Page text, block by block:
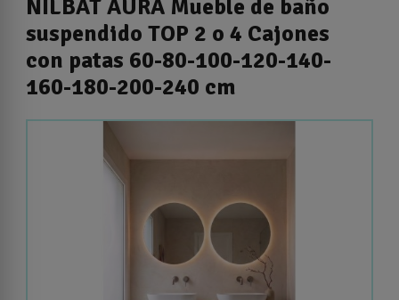
NILBAT AURA Mueble de baño
suspendido TOP 2 o 4 Cajones
con patas 60-80-100-120-140-
160-180-200-240 cm